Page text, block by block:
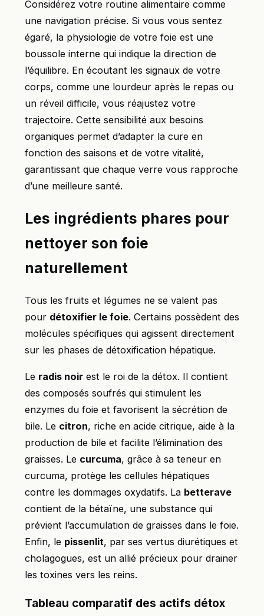
Considérez votre routine alimentaire comme
une navigation précise. Si vous vous sentez
égaré, la physiologie de votre foie est une
boussole interne qui indique la direction de
l’équilibre. En écoutant les signaux de votre
corps, comme une lourdeur après le repas ou
un réveil difficile, vous réajustez votre
trajectoire. Cette sensibilité aux besoins
organiques permet d’adapter la cure en
fonction des saisons et de votre vitalité,
garantissant que chaque verre vous rapproche
d’une meilleure santé.
Les ingrédients phares pour
nettoyer son foie
naturellement
Tous les fruits et légumes ne se valent pas
pour détoxifier le foie. Certains possèdent des
molécules spécifiques qui agissent directement
sur les phases de détoxification hépatique.
Le radis noir est le roi de la détox. Il contient
des composés soufrés qui stimulent les
enzymes du foie et favorisent la sécrétion de
bile. Le citron, riche en acide citrique, aide à la
production de bile et facilite l’élimination des
graisses. Le curcuma, grâce à sa teneur en
curcuma, protège les cellules hépatiques
contre les dommages oxydatifs. La betterave
contient de la bétaïne, une substance qui
prévient l’accumulation de graisses dans le foie.
Enfin, le pissenlit, par ses vertus diurétiques et
cholagogues, est un allié précieux pour drainer
les toxines vers les reins.
Tableau comparatif des actifs détox